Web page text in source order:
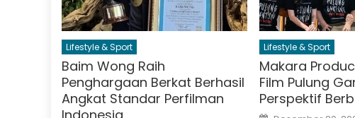
Lifestyle & Sport
Baim Wong Raih
Penghargaan Berkat Berhasil
Angkat Standar Perfilman
Lifestyle & Sport
Makara
Film Pulung
Perspektif